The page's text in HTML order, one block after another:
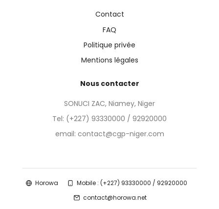
Contact
FAQ
Politique privée
Mentions légales
Nous contacter
SONUCI ZAC, Niamey, Niger
Tel: (+227) 93330000 / 92920000
email: contact@cgp-niger.com
Horowa
Mobile : (+227) 93330000 / 92920000
contact@horowa.net